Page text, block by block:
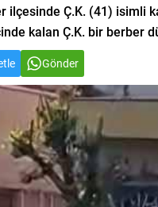
ilçesinde Ç.K. (41) isimli
kalan Ç.K. bir berber
Gönder